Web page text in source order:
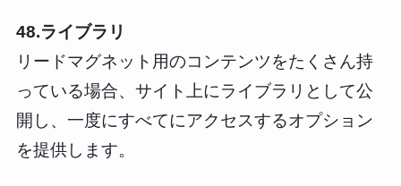
48.ライブラリ
リードマグネット用のコンテンツをたくさん持
っている場合、サイト上にライブラリとして公
開し、一度にすべてにアクセスするオプション
を提供します。